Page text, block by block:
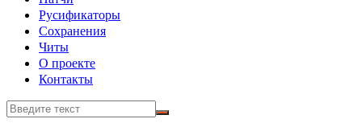
Русификаторы
Сохранения
Читы
О проекте
Контакты